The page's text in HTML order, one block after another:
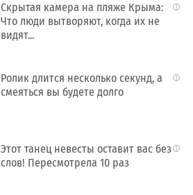
i
Скрытая камера на пляже Крыма:
Что люди вытворяют, когда их не
видят...
i
Ролик длится несколько секунд, а
смеяться вы будете долго
i
Этот танец невесты оставит вас без
слов! Пересмотрела 10 раз